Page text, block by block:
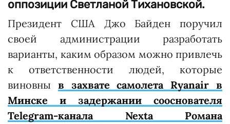
оппозиции Светланой Тихановской.
Президент США Джо Байден поручил
своей администрации разработать
варианты, каким образом можно привлечь
к ответственности людей, которые
виновны в захвате самолета Ryanair в
Минске и задержании сооснователя
Telegram-канала Nexta Романа